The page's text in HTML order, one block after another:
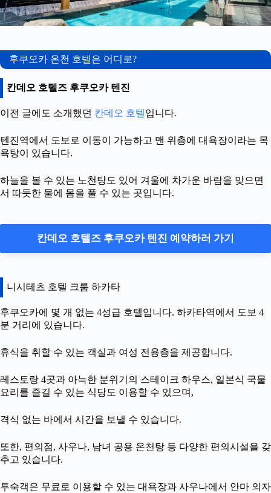
후쿠오카 온천 호텔은 어디로?
칸데오 호텔즈 후쿠오카 텐진
이전 글에도 소개했던 칸데오 호텔입니다.
텐진역에서 도보로 이동이 가능하고 맨 위층에 대욕장이라는 목
욕탕이 있습니다.
하늘을 볼 수 있는 노천탕도 있어 겨울에 차가운 바람을 맞으면
서 따듯한 물에 몸을 풀 수 있는 곳입니다.
칸데오 호텔즈 후쿠오카 텐진 예약하러 가기
니시테츠 호텔 크룸 하카타
후쿠오카에 몇 개 없는 4성급 호텔입니다. 하카타역에서 도보 4
분 거리에 있습니다.
휴식을 취할 수 있는 객실과 여성 전용층을 제공합니다.
레스토랑 4곳과 아늑한 분위기의 스테이크 하우스, 일본식 국물
요리를 즐길 수 있는 식당도 이용할 수 있으며,
격식 없는 바에서 시간을 보낼 수 있습니다.
또한, 편의점, 사우나, 남녀 공용 온천탕 등 다양한 편의시설을 갖
추고 있습니다.
투숙객은 무료로 이용할 수 있는 대욕장과 사우나에서 안마 의자